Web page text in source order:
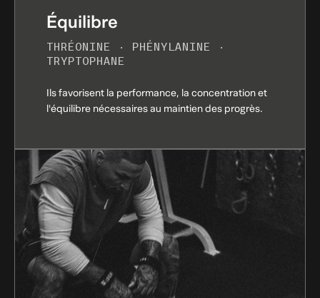
Équilibre
THRÉONINE · PHÉNYLANINE ·
TRYPTOPHANE
Ils favorisent la performance, la concentration et
l'équilibre nécessaires au maintien des progrès.